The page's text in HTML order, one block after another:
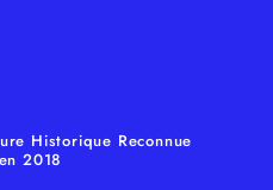
Historique Reconnue
2018